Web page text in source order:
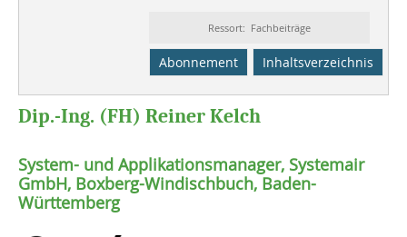
Ressort: Fachbeiträge
Abonnement Inhaltsverzeichnis
Dip.-Ing. (FH) Reiner Kelch
System- und Applikationsmanager, Systemair
GmbH, Boxberg-Windischbuch, Baden-
Württemberg